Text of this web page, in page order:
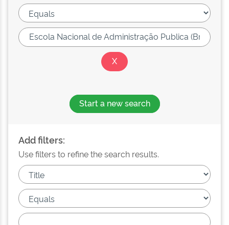
Start a new search
Add filters:
Use filters to refine the search results.